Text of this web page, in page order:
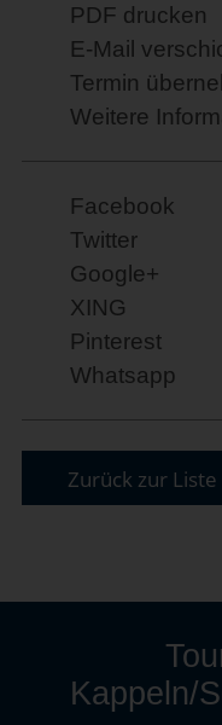
PDF drucken
E-Mail
Termin
Weitere
Facebook
Twitter
Google+
XING
Pinterest
Whatsapp
Zurück zur Liste
Kappeln/